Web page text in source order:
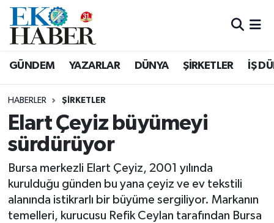
GÜNDEM YAZARLAR DÜNYA ŞİRKETLER İŞ
HABERLER ŞIRKETLER
Elart Çeyiz büyümeyi
sürdürüyor
Bursa merkezli Elart Çeyiz, 2001 yılında
kurulduğu günden bu yana çeyiz ve ev tekstili
alanında istikrarlı bir büyüme sergiliyor. Markanın
temelleri, kurucusu Refik Ceylan tarafından Bursa
Hava Durumu
Tüm Manşetler
Son Dakika Haberleri
Haber Arşivi